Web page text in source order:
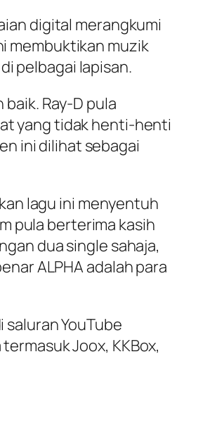
digital merangkumi
membuktikan muzik
pelbagai lapisan.
Ray-D pula
yang tidak henti-henti
ini dilihat sebagai
lagu ini menyentuh
pula berterima kasih
dua single sahaja,
ALPHA adalah para
saluran YouTube
Joox, KKBox,